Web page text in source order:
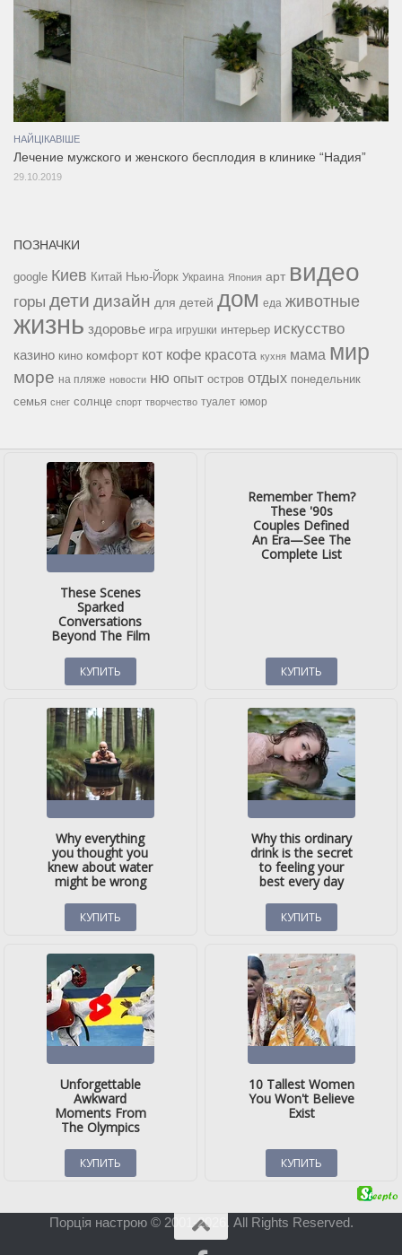
НАЙЦІКАВІШЕ
Лечение мужского и женского бесплодия в клинике “Надия”
29.10.2019
ПОЗНАЧКИ
google Киев Китай Нью-Йорк Украина Япония арт видео
горы дети дизайн для детей дом еда животные
жизнь здоровье игра игрушки интерьер искусство
казино кино комфорт кот кофе красота кухня мама мир
море на пляже новости ню опыт остров отдых понедельник
семья снег солнце спорт творчество туалет юмор
Порція настрою © 2001-2026. All Rights Reserved.